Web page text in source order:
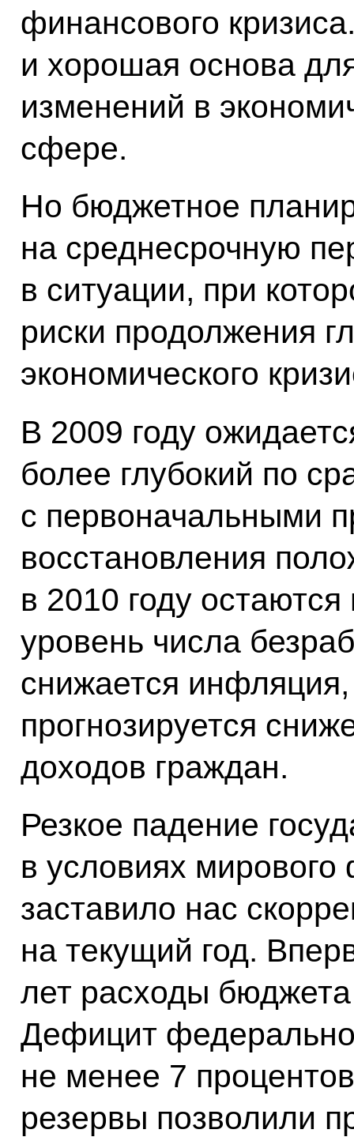
финансового
и хорошая основа
изменений в
сфере.
Но бюджетное
на среднесрочную
в ситуации, при
риски продолжения
экономического
В 2009 году
более глубокий по
с первоначальными
восстановления
в 2010 году
уровень числа
снижается
прогнозируется
доходов граждан.
Резкое падение
в условиях мирового
заставило нас
на текущий год.
лет расходы
Дефицит
не менее 7
резервы позволили